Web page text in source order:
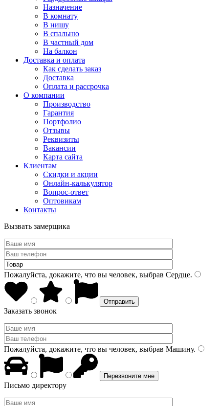
Назначение
В комнату
В нишу
В спальню
В частный дом
На балкон
Доставка и оплата
Как сделать заказ
Доставка
Оплата и рассрочка
О компании
Производство
Гарантия
Портфолио
Отзывы
Реквизиты
Вакансии
Карта сайта
Клиентам
Скидки и акции
Онлайн-калькулятор
Вопрос-ответ
Оптовикам
Контакты
Вызвать замерщика
Пожалуйста, докажите, что вы человек, выбрав Сердце.
Заказать звонок
Пожалуйста, докажите, что вы человек, выбрав Машину.
Письмо директору